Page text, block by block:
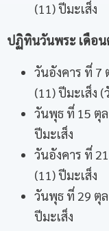
(11) ปีมะเส็ง
ปฏิทินวันพระ เดือน
วันอังคาร ที่ 7
(11) ปีมะเส็ง (
วันพุธ ที่ 15 ตุ
ปีมะเส็ง
วันอังคาร ที่
(11) ปีมะเส็ง
วันพุธ ที่ 29 ตุ
ปีมะเส็ง